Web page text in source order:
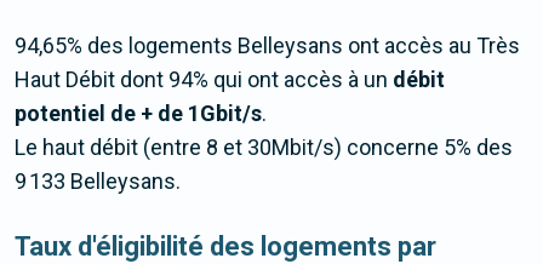
94,65% des logements Belleysans ont accès au Très
Haut Débit dont 94% qui ont accès à un débit
potentiel de + de 1Gbit/s.
Le haut débit (entre 8 et 30Mbit/s) concerne 5% des
9 133 Belleysans.
Taux d'éligibilité des logements par